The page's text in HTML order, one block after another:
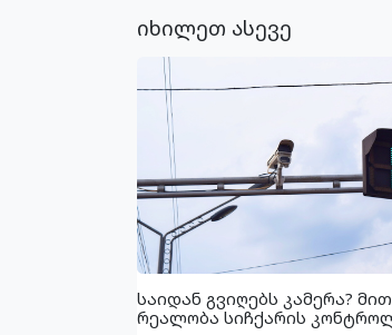
იხილეთ ასევე
საიდან გვიღებს კამერა?
რეალობა სიჩქარის